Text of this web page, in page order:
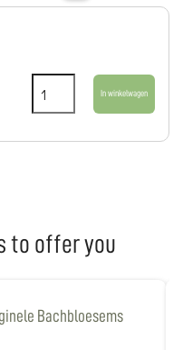
In winkelwagen
to offer you
Bachbloesems